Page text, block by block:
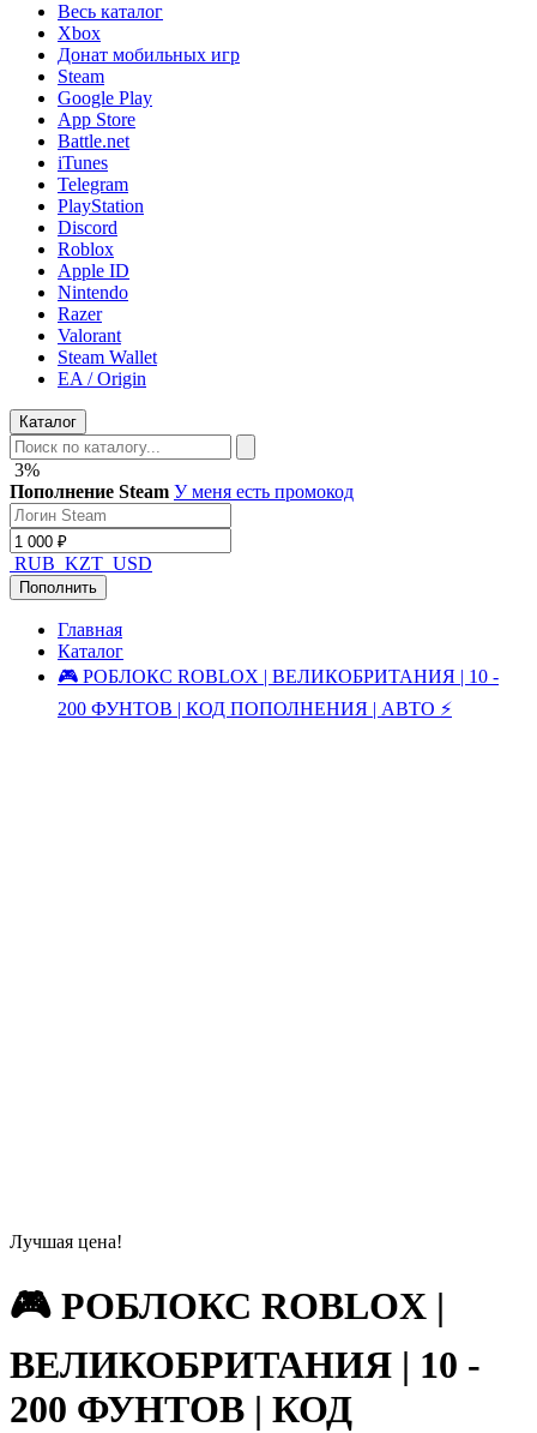
Весь каталог
Xbox
Донат мобильных игр
Steam
Google Play
App Store
Battle.net
iTunes
Telegram
PlayStation
Discord
Roblox
Apple ID
Nintendo
Razer
Valorant
Steam Wallet
EA / Origin
Каталог
3%
Пополнение Steam У меня есть промокод
RUB KZT USD
Пополнить
Главная
Каталог
🎮 РОБЛОКС ROBLOX | ВЕЛИКОБРИТАНИЯ | 10 -
200 ФУНТОВ | КОД ПОПОЛНЕНИЯ | АВТО ⚡
Лучшая цена!
🎮 РОБЛОКС ROBLOX |
ВЕЛИКОБРИТАНИЯ | 10 -
200 ФУНТОВ | КОД